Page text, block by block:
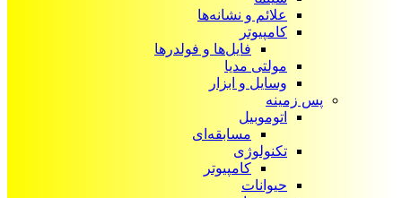
علائم و نشانه‌ها
کامپیوتر
فایل‌ها و فولدرها
مولتی مدیا
وسایل و ابزار
پس زمینه
اتوموبیل
مسابقه‌ای
تکنولوژی
کامپیوتر
حیوانات